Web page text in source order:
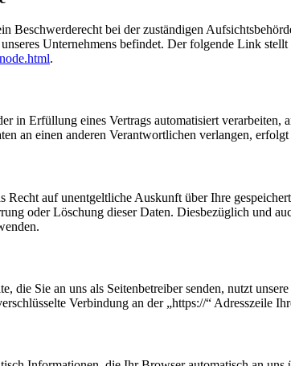
Beschwerderecht bei der zuständigen
Unternehmens befindet. Der folgende Link
.
Erfüllung eines Vertrags automatisiert verarbeiten,
an einen anderen Verantwortlichen verlangen,
Recht auf unentgeltliche Auskunft über Ihre
oder Löschung dieser Daten. Diesbezüglich und
die Sie an uns als Seitenbetreiber senden, nutzt
Verbindung an der „https://“ Adresszeile